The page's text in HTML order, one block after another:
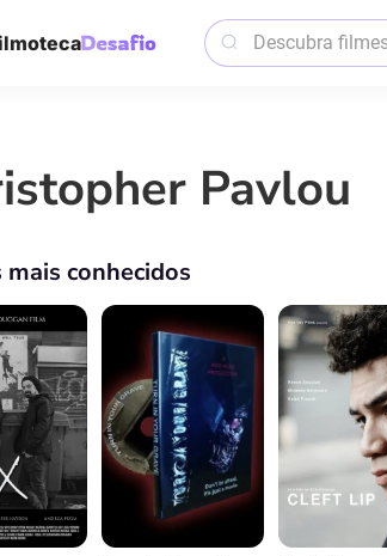
Pavlou
conhecidos